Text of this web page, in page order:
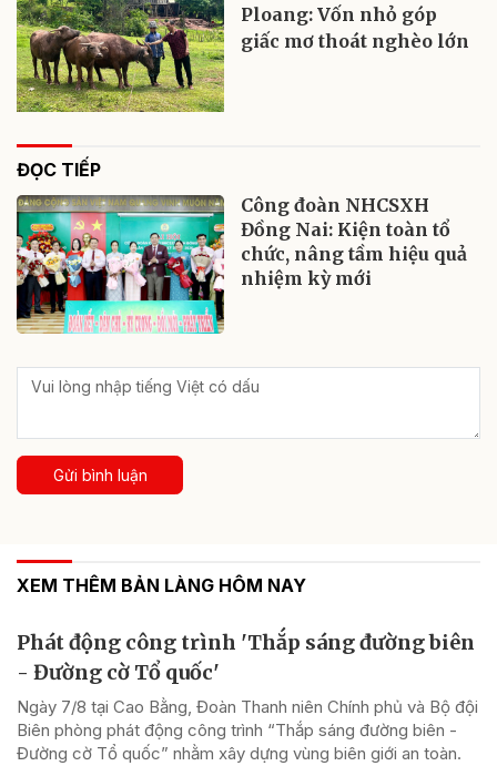
Ploang: Vốn nhỏ góp
giấc mơ thoát nghèo lớn
ĐỌC TIẾP
Công đoàn NHCSXH
Đồng Nai: Kiện toàn tổ
chức, nâng tầm hiệu quả
nhiệm kỳ mới
Gửi bình luận
XEM THÊM BẢN LÀNG HÔM NAY
Phát động công trình 'Thắp sáng đường biên
- Đường cờ Tổ quốc'
Ngày 7/8 tại Cao Bằng, Đoàn Thanh niên Chính phủ và Bộ đội
Biên phòng phát động công trình “Thắp sáng đường biên -
Đường cờ Tổ quốc” nhằm xây dựng vùng biên giới an toàn.